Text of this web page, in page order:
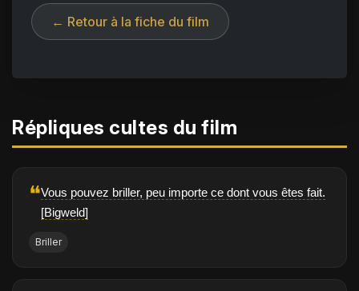
← Retour à la fiche du film
Répliques cultes du film
❝Vous pouvez briller, peu importe ce dont vous êtes fait.
[Bigweld]
Briller